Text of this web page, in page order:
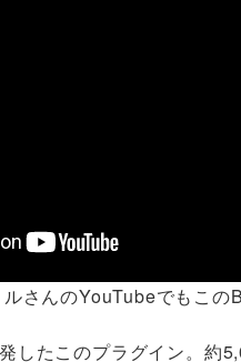
さんのYouTubeでもこの
したこのプラグイン。約